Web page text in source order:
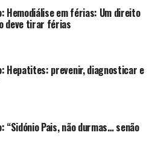
Hemodiálise em férias: Um direito
deve tirar férias
Hepatites: prevenir, diagnosticar e
“Sidónio Pais, não durmas… senão